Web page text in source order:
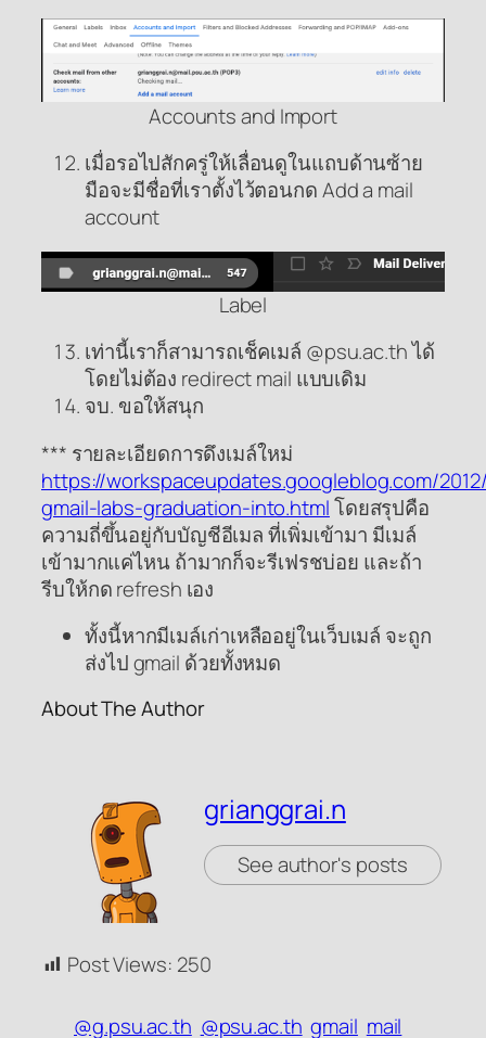
Accounts and Import
เมื่อรอไปสักครู่ให้เลื่อนดูในแถบด้านซ้าย
มือจะมีชื่อที่เราตั้งไว้ตอนกด Add a mail
account
Label
เท่านี้เราก็สามารถเช็คเมล์ @psu.ac.th ได้
โดยไม่ต้อง redirect mail แบบเดิม
จบ. ขอให้สนุก
*** รายละเอียดการดึงเมล์ใหม่
https://workspaceupdates.googleblog.com/
gmail-labs-graduation-into.htmlโดยสรุปคือ
ความถี่ขึ้นอยู่กับบัญชีอีเมล ที่เพิ่มเข้ามา มีเมล์
เข้ามากแค่ไหน ถ้ามากก็จะรีเฟรชบ่อย และถ้า
รีบให้กด refresh เอง
ทั้งนี้หากมีเมล์เก่าเหลืออยู่ในเว็บเมล์ จะถูก
ส่งไป gmail ด้วยทั้งหมด
About The Author
grianggrai.n
See author's posts
Post Views: 250
@g.psu.ac.th @psu.ac.th gmail mail